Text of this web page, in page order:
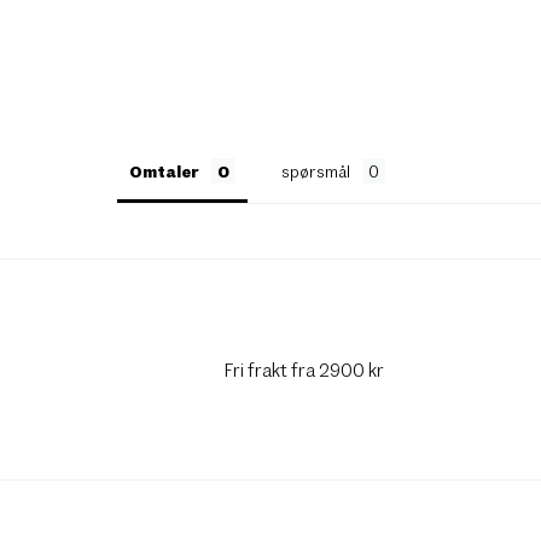
Omtaler spørsmål
Fri frakt fra 2900 kr